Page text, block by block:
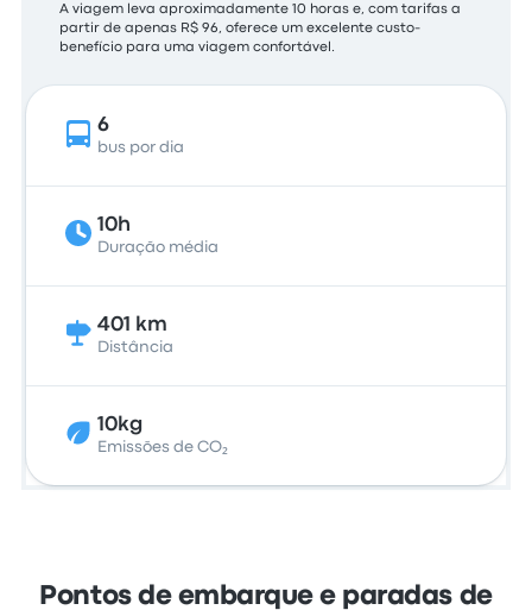
A viagem leva aproximadamente 10 horas e, com tarifas a
partir de apenas R$ 96, oferece um excelente custo-
benefício para uma viagem confortável.
6
bus por dia
10h
Duração média
401 km
Distância
10kg
Emissões de CO₂
Pontos de embarque e paradas de